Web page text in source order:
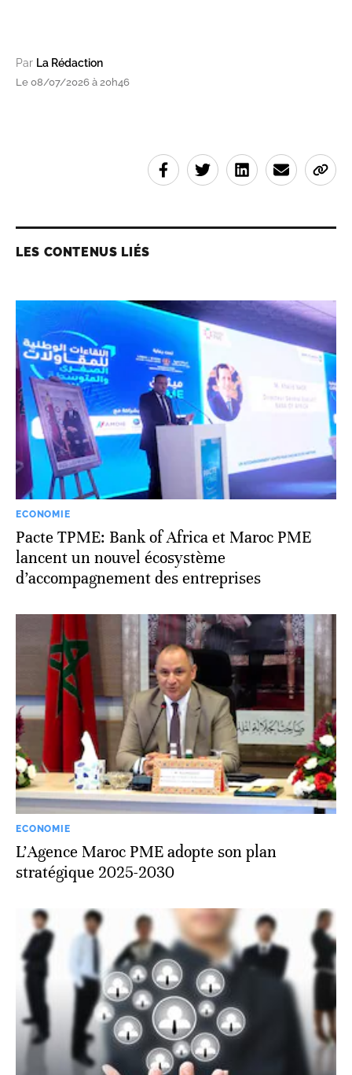
Par La Rédaction
Le 08/07/2026 à 20h46
LES CONTENUS LIÉS
ECONOMIE
Pacte TPME: Bank of Africa et Maroc PME
lancent un nouvel écosystème
d’accompagnement des entreprises
ECONOMIE
L’Agence Maroc PME adopte son plan
stratégique 2025-2030